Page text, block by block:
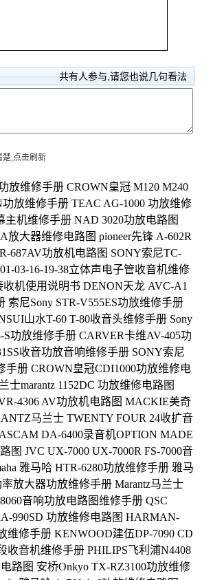
共有人参与,请您也说几句看法
楚,点击刷新
放维修手册 CROWN皇冠 M120 M240
功放维修手册 TEAC AG-1000 功放维修
主机维修手册 NAD 3020功放电路图
放大器维修电路图 pioneer先锋 A-602R
687AV功放机电路图 SONY索尼TC-
03-16-19-38立体声电子管收音机维修
收机使用说明书 DENON天龙 AVC-A1
索尼Sony STR-V555ES功放维修手册
山水T-60 T-80收音头维修手册 Sony
S功放维修手册 CARVER卡维AV-405功
收音功放音响维修手册 SONY索尼
手册 CROWN皇冠CDI1000功放维修电
士marantz 1152DC 功放维修电路图
4306 AV功放机电路图 MACKIE美奇
马兰士 TWENTY FOUR 24收扩音
DA-6400录音机OPTION MADE
图 JVC UX-7000 UX-7000R FS-7000音
雅马哈 HTR-6280功放维修手册 雅马
率放大器功放维修手册 Marantz马兰士
音响功放电路图维修手册 QSC
990SD 功放维修电路图 HARMAN-
维修手册 KENWOOD建伍DP-7090 CD
收音机维修手册 PHILIPS飞利浦N4408
路图 安桥Onkyo TX-RZ3100功放维修